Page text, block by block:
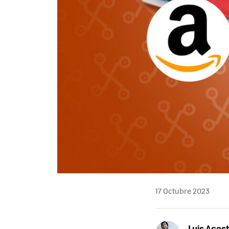
17 Octubre 2023